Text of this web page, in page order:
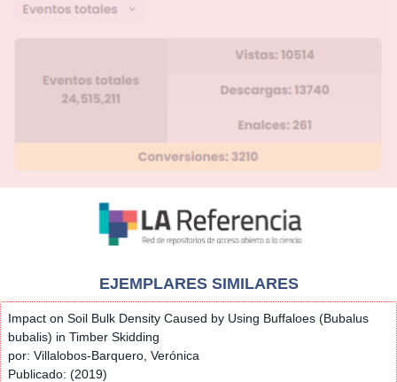
EJEMPLARES SIMILARES
Impact on Soil Bulk Density Caused by Using Buffaloes (Bubalus
bubalis) in Timber Skidding
por: Villalobos-Barquero, Verónica
Publicado: (2019)